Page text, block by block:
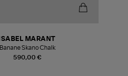
590,00 €
ISABEL MARANT
Banane Skano Chalk